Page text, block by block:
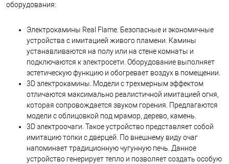
оборудования:
Электрокамины Real Flame. Безопасные и экономичные
устройства с имитацией живого пламени. Камины
устанавливаются на полу или на стене комнаты и
подключаются к электросети. Оборудование выполняет
эстетическую функцию и обогревает воздух в помещении.
3D электрокамины. Модели с трехмерным эффектом
отличаются максимально реалистичной имитацией огня,
которая сопровождается звуком горения. Предлагаются
модели с облицовкой под мрамор, дерево, камень.
3D электроочаги. Такое устройство представляет собой
имитацию топки с дверцей. По внешнему виду очаг
напоминает традиционную чугунную печь. Данное
устройство генерирует тепло и позволяет создать особую